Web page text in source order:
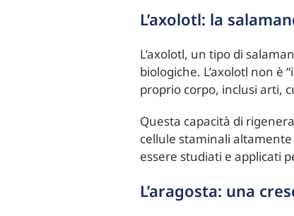
L’axolotl: la
L’axolotl, un tipo di
biologiche. L’axolotl non è
proprio corpo, inclusi arti,
Questa capacità di
cellule staminali
essere studiati e applicati
L’aragosta: una